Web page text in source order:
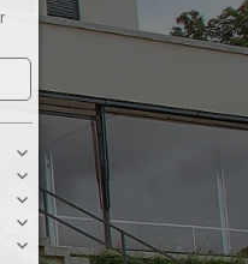
Um fortfahren zu
erhalten Sie eine
Jedes Cookie wie
Es werden nur
Es werden nur
Sie